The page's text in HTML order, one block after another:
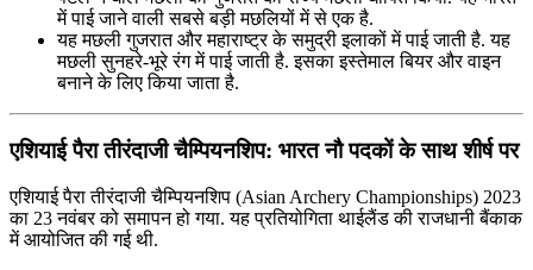
में पाई जाने वाली सबसे बड़ी मछलियों में से एक है.
यह मछली गुजरात और महाराष्ट्र के समुद्री इलाकों में पाई जाती है. यह
मछली सुनहरे-भूरे रंग में पाई जाती है. इसका इस्तेमाल बियर और वाइन
बनाने के लिए किया जाता है.
एशियाई पैरा तीरंदाजी चैम्पियनशिप: भारत नौ पदकों के साथ शीर्ष पर
एशियाई पैरा तीरंदाजी चैम्पियनशिप (Asian Archery Championships) 2023
का 23 नवंबर को समापन हो गया. यह प्रतियोगिता थाईलैंड की राजधानी बैंकाक
में आयोजित की गई थी.